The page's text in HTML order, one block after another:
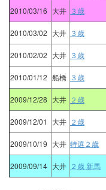
2010/03/16 大井 ３歳
2010/03/02 大井 ３歳
2010/02/02 大井 ３歳
2010/01/12 船橋 ３歳
2009/12/28 大井 ２歳
2009/12/01
大井 ２歳
2009/10/19 大井 特選２歳
2009/09/14 大井 ２歳 新馬